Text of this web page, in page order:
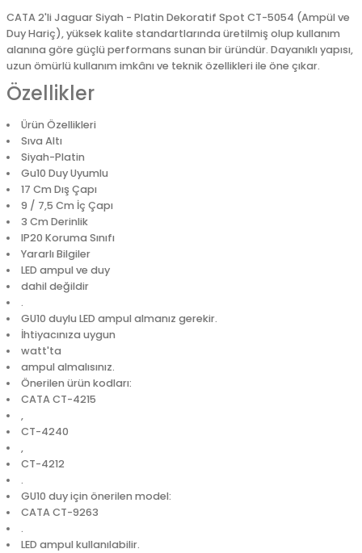
CATA 2'li Jaguar Siyah - Platin Dekoratif Spot CT-5054 (Ampül ve
Duy Hariç), yüksek kalite standartlarında üretilmiş olup kullanım
alanına göre güçlü performans sunan bir üründür. Dayanıklı yapısı,
uzun ömürlü kullanım imkânı ve teknik özellikleri ile öne çıkar.
Özellikler
Ürün Özellikleri
Sıva Altı
Siyah-Platin
Gu10 Duy Uyumlu
17 Cm Dış Çapı
9 / 7,5 Cm İç Çapı
3 Cm Derinlik
IP20 Koruma Sınıfı
Yararlı Bilgiler
LED ampul ve duy
dahil değildir
.
GU10 duylu LED ampul almanız gerekir.
İhtiyacınıza uygun
watt'ta
ampul almalısınız.
Önerilen ürün kodları:
CATA CT-4215
,
CT-4240
,
CT-4212
.
GU10 duy için önerilen model:
CATA CT-9263
.
LED ampul kullanılabilir.